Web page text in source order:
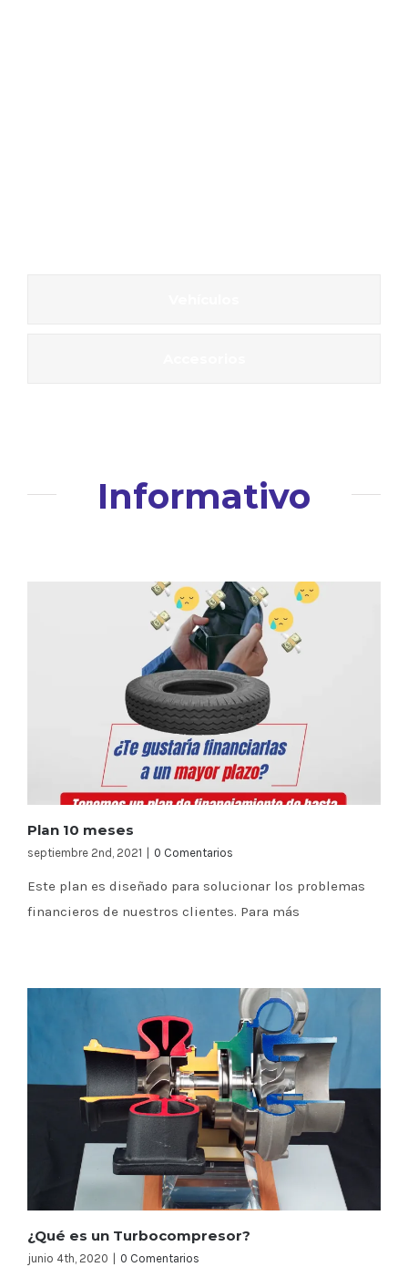
Informativo
Plan 10 meses
septiembre 2nd, 2021 0 Comentarios
Este plan es diseñado para solucionar los problemas
financieros de nuestros clientes. Para más
¿Qué es un Turbocompresor?
junio 4th, 2020 0 Comentarios